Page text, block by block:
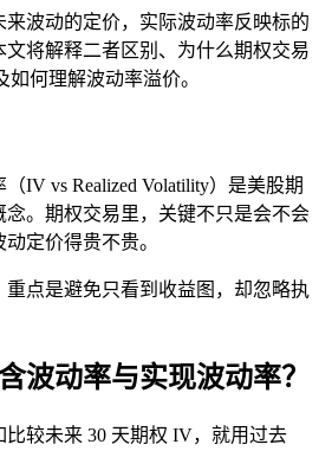
来波动的定价，实际波动率反映标的
将解释二者区别、为什么期权交易
何理解波动率溢价。
IV vs Realized Volatility）是美股期
。期权交易里，关键不只是会不会
定价得贵不贵。
点是避免只看到收益图，却忽略执
波动率与实现波动率？
较未来 30 天期权 IV，就用过去